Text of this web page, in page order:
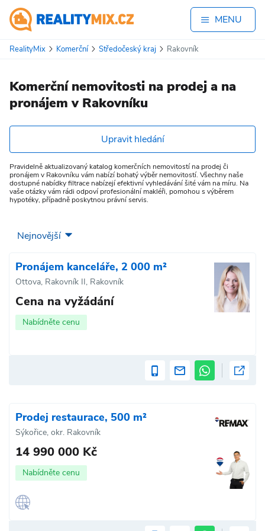
MENU
RealityMix Komerční Středočeský kraj Rakovník
Komerční nemovitosti na prodej a na
pronájem v Rakovníku
Upravit hledání
Pravidelně aktualizovaný katalog komerčních nemovitostí na prodej či
pronájem v Rakovníku vám nabízí bohatý výběr nemovitostí. Všechny naše
dostupné nabídky filtrace nabízejí efektivní vyhledávání šité vám na míru. Na
vaše otázky vám rádi odpoví profesionální makléři, pomohou s výběrem
hypotéky, případně poskytnou právní servis.
Pronájem kanceláře, 2 000 m²
Ottova, Rakovník II, Rakovník
Cena na vyžádání
Nabídněte cenu
Prodej restaurace, 500 m²
Sýkořice, okr. Rakovník
14 990 000 Kč
Nabídněte cenu